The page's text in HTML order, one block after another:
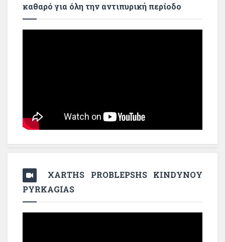
καθαρό για όλη την αντιπυρική περίοδο
XARTHS PROBLEPSHS KINDYNOY
PYRKAGIAS